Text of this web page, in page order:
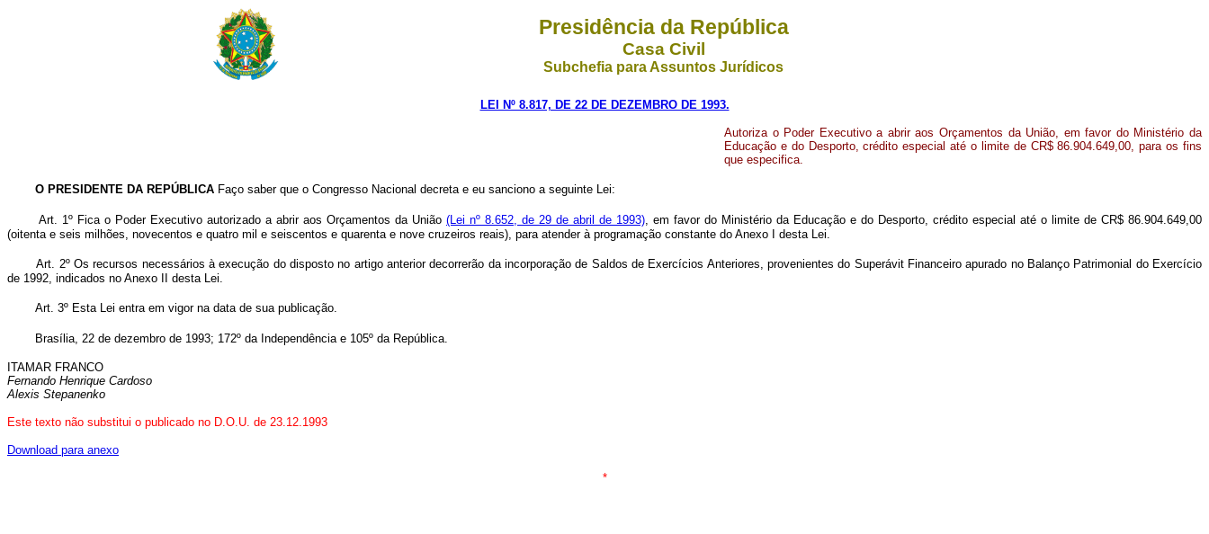
Presidência da República
Casa Civil
Subchefia para Assuntos Jurídicos
LEI Nº 8.817, DE 22 DE DEZEMBRO DE 1993.
Autoriza o Poder Executivo a abrir aos Orçamentos da União, em favor do Ministério da
Educação e do Desporto, crédito especial até o limite de CR$ 86.904.649,00, para os fins
que especifica.
O PRESIDENTE DA REPÚBLICA Faço saber que o Congresso Nacional decreta e eu sanciono a seguinte Lei:
Art. 1º Fica o Poder Executivo autorizado a abrir aos Orçamentos da União (Lei nº 8.652, de 29 de abril de 1993), em favor do Ministério da Educação e do Desporto, crédito especial até o limite de CR$ 86.904.649,00
(oitenta e seis milhões, novecentos e quatro mil e seiscentos e quarenta e nove cruzeiros reais), para atender à programação constante do Anexo I desta Lei.
Art. 2º Os recursos necessários à execução do disposto no artigo anterior decorrerão da incorporação de Saldos de Exercícios Anteriores, provenientes do Superávit Financeiro apurado no Balanço Patrimonial do Exercício
de 1992, indicados no Anexo II desta Lei.
Art. 3º Esta Lei entra em vigor na data de sua publicação.
Brasília, 22 de dezembro de 1993; 172º da Independência e 105º da República.
ITAMAR FRANCO
Fernando Henrique Cardoso
Alexis Stepanenko
Este texto não substitui o publicado no D.O.U. de 23.12.1993
Download para anexo
*